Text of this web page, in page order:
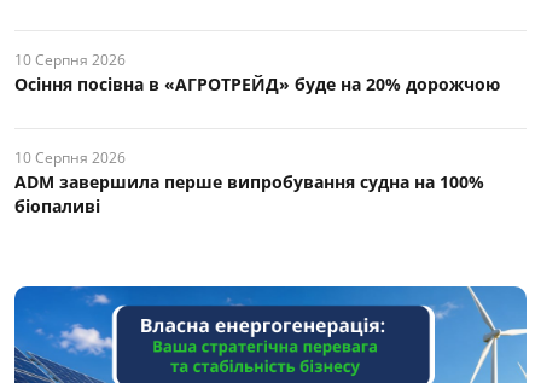
10 Серпня 2026
Осіння посівна в «АГРОТРЕЙД» буде на 20% дорожчою
10 Серпня 2026
ADM завершила перше випробування судна на 100%
біопаливі